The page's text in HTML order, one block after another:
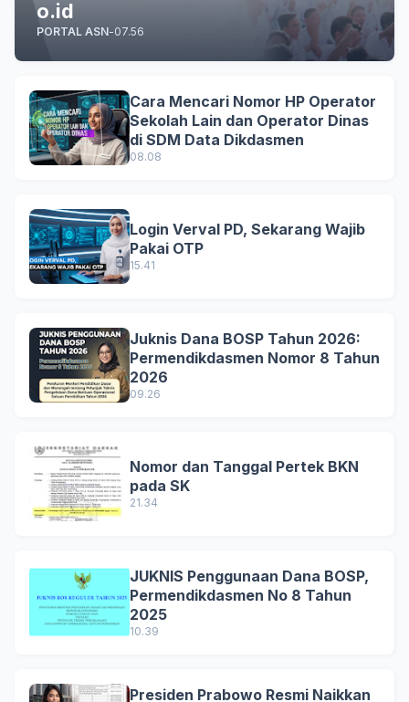
o.id
PORTAL ASN-07.56
Cara Mencari Nomor HP Operator
Sekolah Lain dan Operator Dinas
di SDM Data Dikdasmen
08.08
Login Verval PD, Sekarang Wajib
Pakai OTP
15.41
Juknis Dana BOSP Tahun 2026:
Permendikdasmen Nomor 8 Tahun
2026
09.26
Nomor dan Tanggal Pertek BKN
pada SK
21.34
JUKNIS Penggunaan Dana BOSP,
Permendikdasmen No 8 Tahun
2025
10.39
Presiden Prabowo Resmi Naikkan